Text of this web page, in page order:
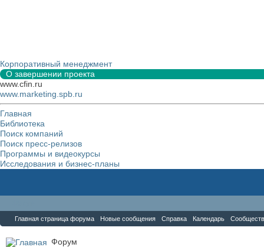
Корпоративный менеджмент
О завершении проекта
www.cfin.ru
www.marketing.spb.ru
Главная
Библиотека
Поиск компаний
Поиск пресс-релизов
Программы и видеокурсы
Исследования и бизнес-планы
Главная страница форума Новые сообщения Справка Календарь
Форум